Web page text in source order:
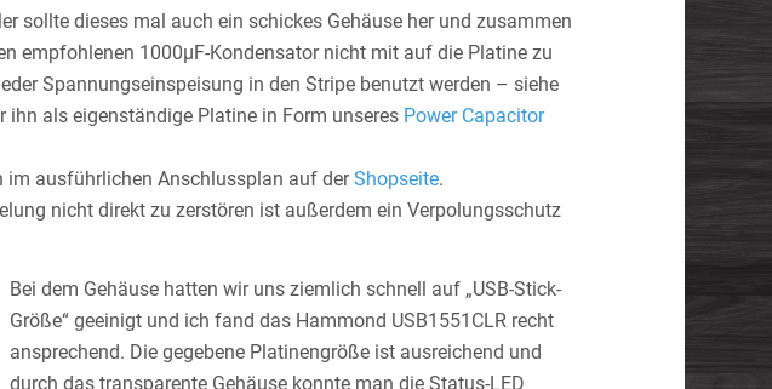
sollte dieses mal auch ein schickes Gehäuse her und zusammen
empfohlenen 1000µF-Kondensator nicht mit auf die Platine zu
Spannungseinspeisung in den Stripe benutzt werden – siehe
ihn als eigenständige Platine in Form unseres Power Capacitor
im ausführlichen Anschlussplan auf derShopseite.
nicht direkt zu zerstören ist außerdem ein Verpolungsschutz
Bei dem Gehäuse hatten wir uns ziemlich schnell auf „USB-Stick-
Größe“ geeinigt und ich fand das Hammond USB1551CLR recht
ansprechend. Die gegebene Platinengröße ist ausreichend und
durch das transparente Gehäuse konnte man die Status-LED